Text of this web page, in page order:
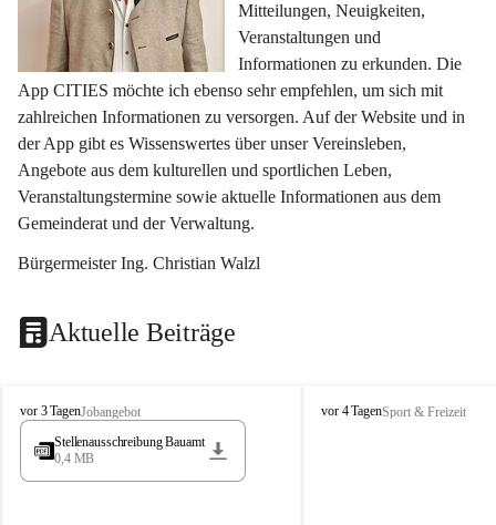
Mitteilungen, Neuigkeiten,
Veranstaltungen und
Informationen zu erkunden. Die
App CITIES möchte ich ebenso sehr empfehlen, um sich mit
zahlreichen Informationen zu versorgen. Auf der Website und in
der App gibt es Wissenswertes über unser Vereinsleben,
Angebote aus dem kulturellen und sportlichen Leben,
Veranstaltungstermine sowie aktuelle Informationen aus dem
Gemeinderat und der Verwaltung.
Bürgermeister Ing. Christian Walzl
Aktuelle Beiträge
S
t
s
vor 3 TagenJobangebot
Stellenausschreibung Bauamt
0,4 MB
S
vor 4 TagenSport & Freizeit